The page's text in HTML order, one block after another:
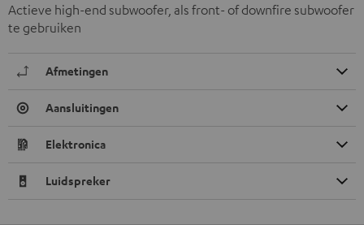
Actieve high-end subwoofer, als front- of downfire subwoofer
te gebruiken
Afmetingen
Aansluitingen
Elektronica
Luidspreker